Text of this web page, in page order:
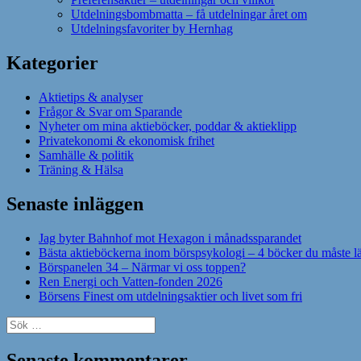
Utdelningsbombmatta – få utdelningar året om
Utdelningsfavoriter by Hernhag
Kategorier
Aktietips & analyser
Frågor & Svar om Sparande
Nyheter om mina aktieböcker, poddar & aktieklipp
Privatekonomi & ekonomisk frihet
Samhälle & politik
Träning & Hälsa
Senaste inläggen
Jag byter Bahnhof mot Hexagon i månadssparandet
Bästa aktieböckerna inom börspsykologi – 4 böcker du måste
Börspanelen 34 – Närmar vi oss toppen?
Ren Energi och Vatten-fonden 2026
Börsens Finest om utdelningsaktier och livet som fri
Sök
efter: